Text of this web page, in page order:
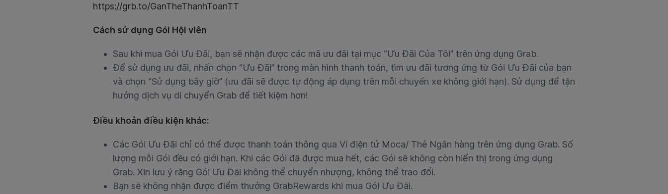
https://grb.to/GanTheThanhToanTT
Cách sử dụng Gói Hội viên
Sau khi mua Gói Ưu Đãi, bạn sẽ nhận được các mã ưu đãi tại mục “Ưu Đãi Của Tôi” trên ứng dụng Grab.
Để sử dụng ưu đãi, nhấn chọn “Ưu Đãi” trong màn hình thanh toán, tìm ưu đãi tương ứng từ Gói Ưu Đãi của bạn
và chọn “Sử dụng bây giờ” (ưu đãi sẽ được tự động áp dụng trên mỗi chuyến xe không giới hạn). Sử dụng để tận
hưởng dịch vụ di chuyển Grab để tiết kiệm hơn!
Điều khoản điều kiện khác:
Các Gói Ưu Đãi chỉ có thể được thanh toán thông qua Ví điện tử Moca/ Thẻ Ngân hàng trên ứng dụng Grab. Số
lượng mỗi Gói đều có giới hạn. Khi các Gói đã được mua hết, các Gói sẽ không còn hiển thị trong ứng dụng
Grab. Xin lưu ý rằng Gói Ưu Đãi không thể chuyển nhượng, không thể trao đổi.
Bạn sẽ không nhận được điểm thưởng GrabRewards khi mua Gói Ưu Đãi.